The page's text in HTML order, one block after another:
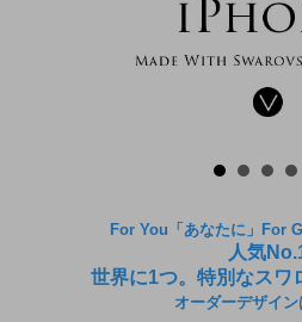
For You「あなたに」For
人気
世界に1つ。特別なスワ
オーダーデザイン